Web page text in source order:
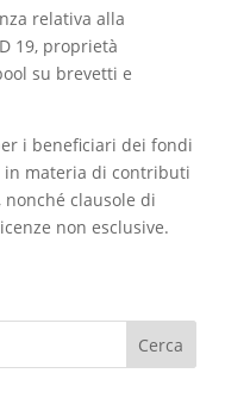
relativa alla
19, proprietà
su brevetti e
i beneficiari dei fondi
in materia di contributi
clausole di
non esclusive.